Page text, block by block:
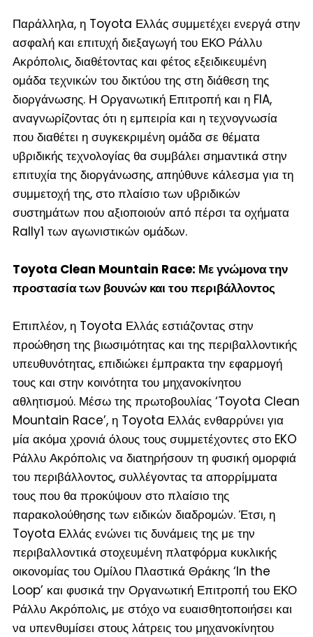
Παράλληλα, η Toyota Ελλάς συμμετέχει ενεργά στην
ασφαλή και επιτυχή διεξαγωγή του ΕΚΟ Ράλλυ
Ακρόπολις, διαθέτοντας και φέτος εξειδικευμένη
ομάδα τεχνικών του δικτύου της στη διάθεση της
διοργάνωσης. Η Οργανωτική Επιτροπή και η FIA,
αναγνωρίζοντας ότι η εμπειρία και η τεχνογνωσία
που διαθέτει η συγκεκριμένη ομάδα σε θέματα
υβριδικής τεχνολογίας θα συμβάλει σημαντικά στην
επιτυχία της διοργάνωσης, απηύθυνε κάλεσμα για τη
συμμετοχή της, στο πλαίσιο των υβριδικών
συστημάτων που αξιοποιούν από πέρσι τα οχήματα
Rally1 των αγωνιστικών ομάδων.
Toyota Clean Mountain Race: Με γνώμονα την
προστασία των βουνών και του περιβάλλοντος
Επιπλέον, η Toyota Ελλάς εστιάζοντας στην
προώθηση της βιωσιμότητας και της περιβαλλοντικής
υπευθυνότητας, επιδιώκει έμπρακτα την εφαρμογή
τους και στην κοινότητα του μηχανοκίνητου
αθλητισμού. Μέσω της πρωτοβουλίας ‘Toyota Clean
Mountain Race’, η Toyota Ελλάς ενθαρρύνει για
μία ακόμα χρονιά όλους τους συμμετέχοντες στο EKO
Ράλλυ Ακρόπολις να διατηρήσουν τη φυσική ομορφιά
του περιβάλλοντος, συλλέγοντας τα απορρίμματα
τους που θα προκύψουν στο πλαίσιο της
παρακολούθησης των ειδικών διαδρομών. Έτσι, η
Toyota Ελλάς ενώνει τις δυνάμεις της με την
περιβαλλοντικά στοχευμένη πλατφόρμα κυκλικής
οικονομίας του Ομίλου Πλαστικά Θράκης ‘In the
Loop’ και φυσικά την Οργανωτική Επιτροπή του ΕΚΟ
Ράλλυ Ακρόπολις, με στόχο να ευαισθητοποιήσει και
να υπενθυμίσει στους λάτρεις του μηχανοκίνητου